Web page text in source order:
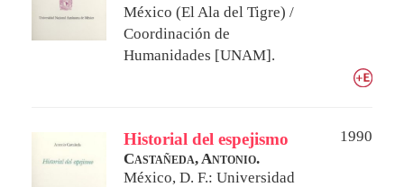
México (El Ala del Tigre) /
Coordinación de
Humanidades [UNAM].
Historial del espejismo
1990
Castañeda, Antonio.
México, D. F.: Universidad